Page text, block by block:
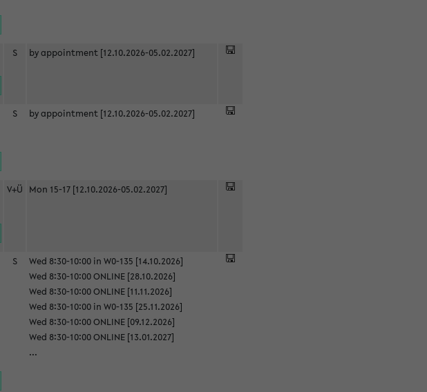
S by appointment [12.10.2026-05.02.2027]
S by appointment [12.10.2026-05.02.2027]
V+Ü Mon 15-17 [12.10.2026-05.02.2027]
S
Wed 8:30-10:00 in W0-135 [14.10.2026]
Wed 8:30-10:00 ONLINE [28.10.2026]
Wed 8:30-10:00 ONLINE [11.11.2026]
Wed 8:30-10:00 in W0-135 [25.11.2026]
Wed 8:30-10:00 ONLINE [09.12.2026]
Wed 8:30-10:00 ONLINE [13.01.2027]
...